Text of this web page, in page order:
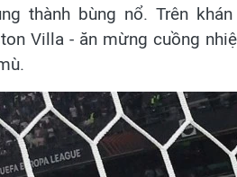
thành bùng nổ. Trên
Villa - ăn mừng cuồng